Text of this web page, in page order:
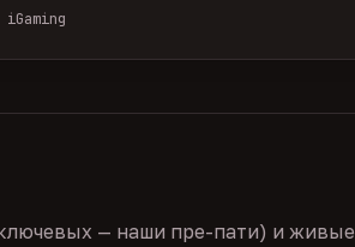
— наши пре-пати) и живые